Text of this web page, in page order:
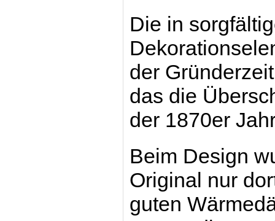
Die in
der
das die
der 1870er
Beim Design
Original nur
guten